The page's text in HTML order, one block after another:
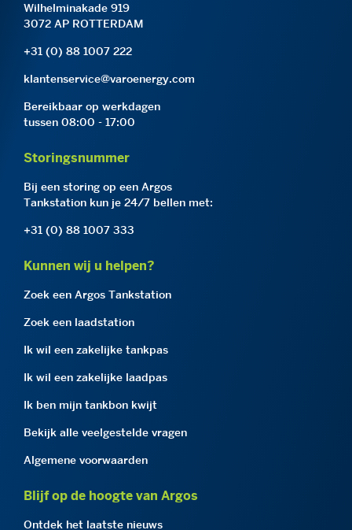
Wilhelminakade 919
3072 AP ROTTERDAM
+31 (0) 88 1007 222
klantenservice@varoenergy.com
Bereikbaar op werkdagen
tussen 08:00 - 17:00
Storingsnummer
Bij een storing op een Argos
Tankstation kun je 24/7 bellen met:
+31 (0) 88 1007 333
Kunnen wij u helpen?
Zoek een Argos Tankstation
Zoek een laadstation
Ik wil een zakelijke tankpas
Ik wil een zakelijke laadpas
Ik ben mijn tankbon kwijt
Bekijk alle veelgestelde vragen
Algemene voorwaarden
Blijf op de hoogte van Argos
Ontdek het laatste nieuws